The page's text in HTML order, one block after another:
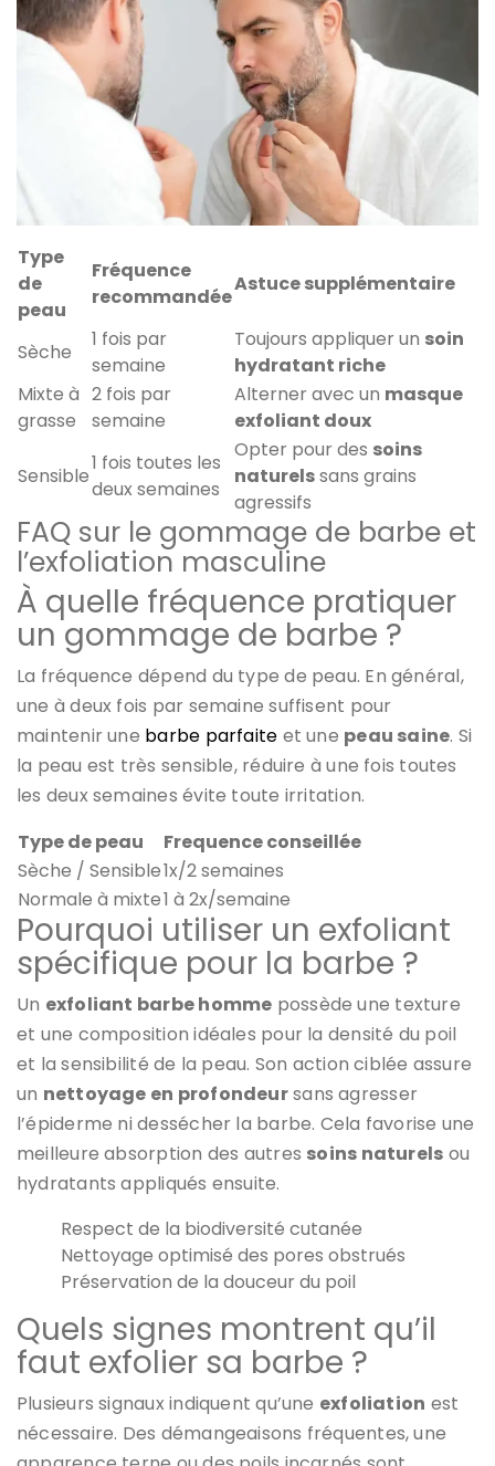
Type
de
peau
Fréquence
recommandée
Astuce supplémentaire
Sèche
1 fois par
semaine
Toujours appliquer un soin
hydratant riche
Mixte à
grasse
2 fois par
semaine
Alterner avec un masque
exfoliant doux
Sensible
1 fois toutes les
deux semaines
Opter pour des soins
naturelssans grains
agressifs
FAQ sur le gommage de barbe et
l’exfoliation masculine
À quelle fréquence pratiquer
un gommage de barbe ?
La fréquence dépend du type de peau. En général,
une à deux fois par semaine suffisent pour
maintenir une barbe parfaite et une peau saine. Si
la peau est très sensible, réduire à une fois toutes
les deux semaines évite toute irritation.
Type de peau
Frequence conseillée
Sèche / Sensible1x/2 semaines
Normale à mixte1 à 2x/semaine
Pourquoi utiliser un exfoliant
spécifique pour la barbe ?
Un exfoliant barbe homme possède une texture
et une composition idéales pour la densité du poil
et la sensibilité de la peau. Son action ciblée assure
un nettoyage en profondeursans agresser
l’épiderme ni dessécher la barbe. Cela favorise une
meilleure absorption des autres soins naturels ou
hydratants appliqués ensuite.
Respect de la biodiversité cutanée
Nettoyage optimisé des pores obstrués
Préservation de la douceur du poil
Quels signes montrent qu’il
faut exfolier sa barbe ?
Plusieurs signaux indiquent qu’une exfoliation est
nécessaire. Des démangeaisons fréquentes, une